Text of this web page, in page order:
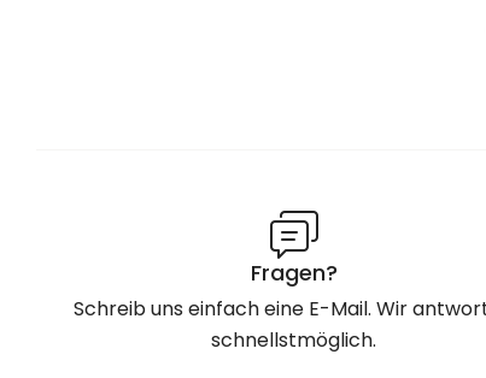
Fragen?
Schreib uns einfach eine E-Mail. Wir
schnellstmöglich.